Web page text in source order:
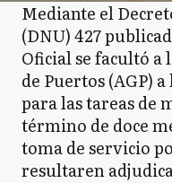
Mediante el
(DNU) 427
Oficial se facultó
de Puertos (AGP)
para las tareas de
término de doce
toma de servicio
resultaren